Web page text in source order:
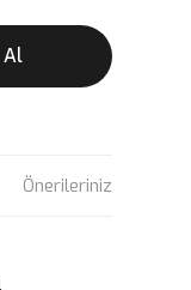
Al
Önerileriniz